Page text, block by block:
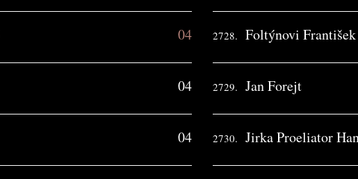
04
04
04
2728. Foltýnovi
2729. Jan Forejt
2730. Jirka Proeliator